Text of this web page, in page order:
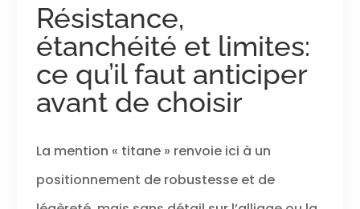
Résistance,
étanchéité et limites:
ce qu’il faut anticiper
avant de choisir
La mention « titane » renvoie ici à un
positionnement de robustesse et de